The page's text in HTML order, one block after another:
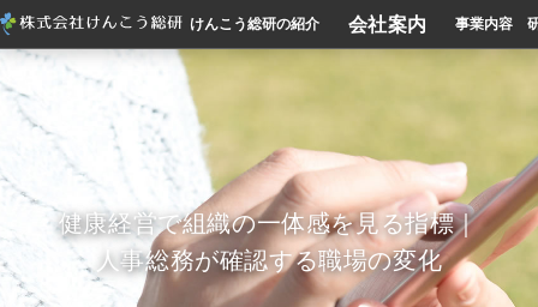
けんこう総研の紹介 会社案内 事業内容
健康経営で組織の一体感を見る指標｜
人事総務が確認する職場の変化